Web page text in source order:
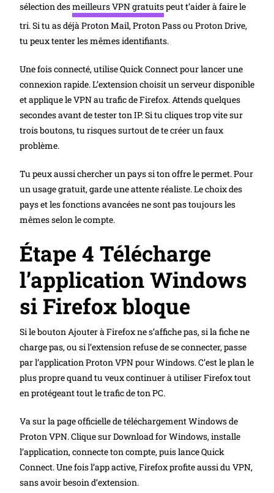
sélection desmeilleurs VPN gratuitspeut t’aider à faire le
tri. Si tu as déjà Proton Mail, Proton Pass ou Proton Drive,
tu peux tenter les mêmes identifiants.
Une fois connecté, utilise Quick Connect pour lancer une
connexion rapide. L’extension choisit un serveur disponible
et applique le VPN au trafic de Firefox. Attends quelques
secondes avant de tester ton IP. Si tu cliques trop vite sur
trois boutons, tu risques surtout de te créer un faux
problème.
Tu peux aussi chercher un pays si ton offre le permet. Pour
un usage gratuit, garde une attente réaliste. Le choix des
pays et les fonctions avancées ne sont pas toujours les
mêmes selon le compte.
Étape 4 Télécharge
l’application Windows
si Firefox bloque
Si le bouton Ajouter à Firefox ne s’affiche pas, si la fiche ne
charge pas, ou si l’extension refuse de se connecter, passe
par l’application Proton VPN pour Windows. C’est le plan le
plus propre quand tu veux continuer à utiliser Firefox tout
en protégeant tout le trafic de ton PC.
Va sur la page officielle de téléchargement Windows de
Proton VPN. Clique sur Download for Windows, installe
l’application, connecte ton compte, puis lance Quick
Connect. Une fois l’app active, Firefox profite aussi du VPN,
sans avoir besoin d’extension.